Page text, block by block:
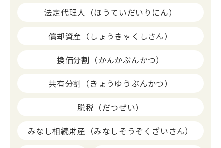
法定代理人（ほうていだいりにん）
償却資産（しょうきゃくしさん）
換価分割（かんかぶんかつ）
共有分割（きょうゆうぶんかつ）
脱税（だつぜい）
みなし相続財産（みなしそうぞくざいさん）